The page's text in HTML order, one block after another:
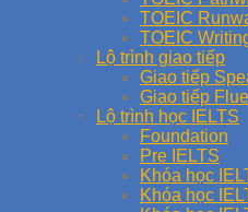
TOEIC
TOEIC
Lộ trình giao tiếp
Giao tiếp
Giao tiếp
Lộ trình học IELTS
Foundation
Pre IELTS
Khóa học
Khóa học